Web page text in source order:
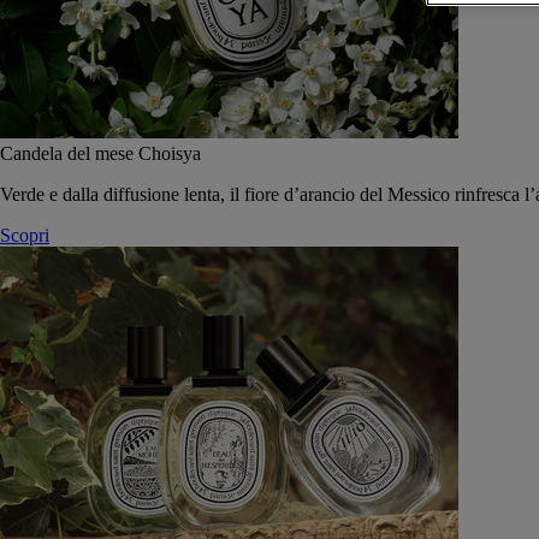
Candela del mese Choisya
Verde e dalla diffusione lenta, il fiore d’arancio del Messico rinfresca
Scopri